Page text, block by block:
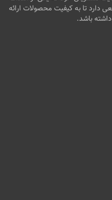
دارد تا به کیفیت محصولات ارائه
باشد.